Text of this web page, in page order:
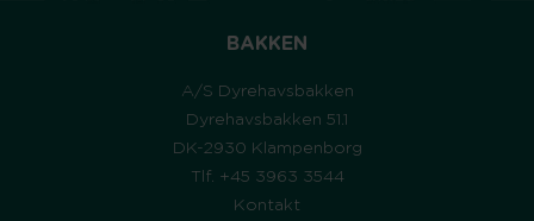
BAKKEN
A/S Dyrehavsbakken
Dyrehavsbakken 51.1
DK-2930 Klampenborg
Tlf. +45 3963 3544
Kontakt